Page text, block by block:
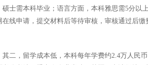
士需本科毕业；语言方面，本科雅思需5分以
申请，提交材料后等待审核，审核通过后缴
，留学成本低，本科每年学费约2.4万人民